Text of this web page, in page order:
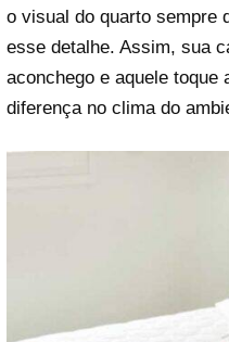
o visual do quarto sempre
esse detalhe. Assim, sua
aconchego e aquele toque
diferença no clima do